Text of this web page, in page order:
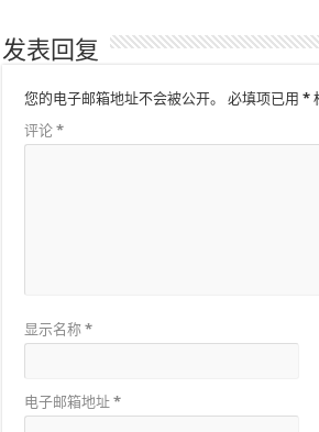
发表回复
您的电子邮箱地址不会被公开。 必填项已用*
评论*
显示名称*
电子邮箱地址*